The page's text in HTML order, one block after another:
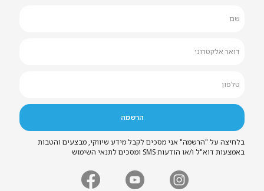
בלחיצה על "הרשמה" אני מסכים לקבל מידע שיווקי, מבצעים והטבות
באמצעות דוא"ל ו/או הודעות SMS ומסכים לתנאי השימוש